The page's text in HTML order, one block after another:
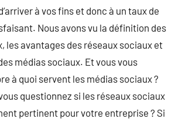
à vos fins et donc à un taux de
Nous avons vu la définition des
les avantages des réseaux sociaux et
médias sociaux. Et vous vous
à quoi servent les médias sociaux ?
questionnez si les réseaux sociaux
pertinent pour votre entreprise ? Si